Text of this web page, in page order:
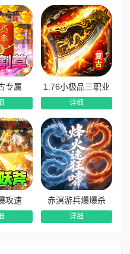
豪礼，惊喜不断；
量充值福利红包‌，激活线上
‌”机制：
免费抽奖‌；
、强化石、专属称号‌，全靠
散人也能逆袭成神。
专属 1.76小极品三职业
详细
攻速 赤溟游兵爆爆杀
详细